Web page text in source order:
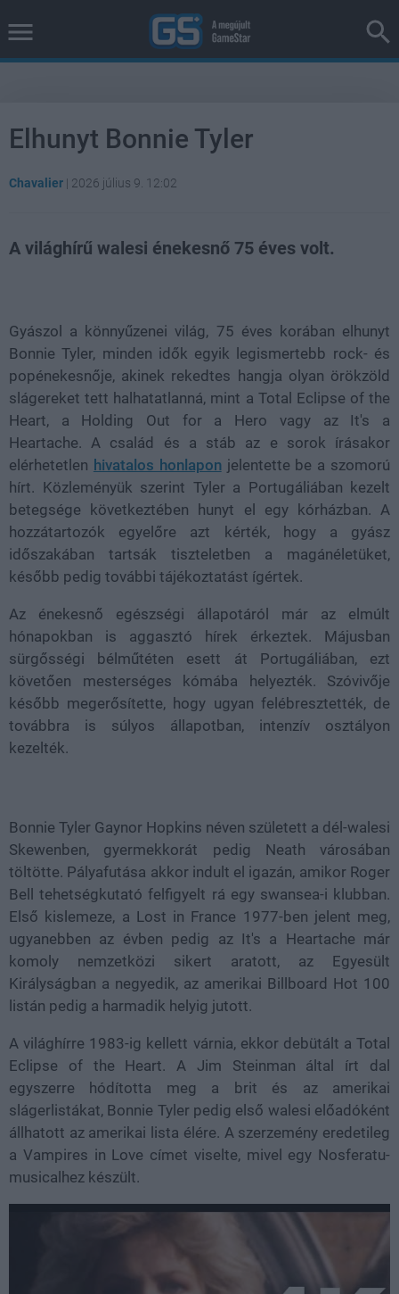
Elhunyt Bonnie Tyler
Chavalier | 2026 július 9. 12:02
A világhírű walesi énekesnő 75 éves volt.
Gyászol a könnyűzenei világ, 75 éves korában elhunyt
Bonnie Tyler, minden idők egyik legismertebb rock- és
popénekesnője, akinek rekedtes hangja olyan örökzöld
slágereket tett halhatatlanná, mint a Total Eclipse of the
Heart, a Holding Out for a Hero vagy az It's a
Heartache. A család és a stáb az e sorok írásakor
elérhetetlen hivatalos honlaponjelentette be a szomorú
hírt. Közleményük szerint Tyler a Portugáliában kezelt
betegsége következtében hunyt el egy kórházban. A
hozzátartozók egyelőre azt kérték, hogy a gyász
időszakában tartsák tiszteletben a magánéletüket,
később pedig további tájékoztatást ígértek.
Az énekesnő egészségi állapotáról már az elmúlt
hónapokban is aggasztó hírek érkeztek. Májusban
sürgősségi bélműtéten esett át Portugáliában, ezt
követően mesterséges kómába helyezték. Szóvivője
később megerősítette, hogy ugyan felébresztették, de
továbbra is súlyos állapotban, intenzív osztályon
kezelték.
Bonnie Tyler Gaynor Hopkins néven született a dél-walesi
Skewenben, gyermekkorát pedig Neath városában
töltötte. Pályafutása akkor indult el igazán, amikor Roger
Bell tehetségkutató felfigyelt rá egy swansea-i klubban.
Első kislemeze, a Lost in France 1977-ben jelent meg,
ugyanebben az évben pedig az It's a Heartache már
komoly nemzetközi sikert aratott, az Egyesült
Királyságban a negyedik, az amerikai Billboard Hot 100
listán pedig a harmadik helyig jutott.
A világhírre 1983-ig kellett várnia, ekkor debütált a Total
Eclipse of the Heart. A Jim Steinman által írt dal
egyszerre hódította meg a brit és az amerikai
slágerlistákat, Bonnie Tyler pedig első walesi előadóként
állhatott az amerikai lista élére. A szerzemény eredetileg
a Vampires in Love címet viselte, mivel egy Nosferatu-
musicalhez készült.